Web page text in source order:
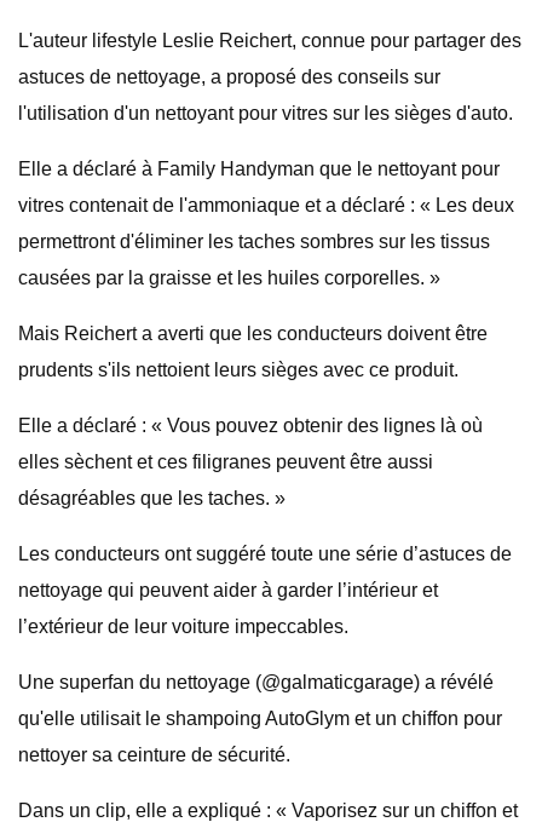
L'auteur lifestyle Leslie Reichert, connue pour partager des
astuces de nettoyage, a proposé des conseils sur
l'utilisation d'un nettoyant pour vitres sur les sièges d'auto.
Elle a déclaré à Family Handyman que le nettoyant pour
vitres contenait de l'ammoniaque et a déclaré : « Les deux
permettront d'éliminer les taches sombres sur les tissus
causées par la graisse et les huiles corporelles. »
Mais Reichert a averti que les conducteurs doivent être
prudents s'ils nettoient leurs sièges avec ce produit.
Elle a déclaré : « Vous pouvez obtenir des lignes là où
elles sèchent et ces filigranes peuvent être aussi
désagréables que les taches. »
Les conducteurs ont suggéré toute une série d’astuces de
nettoyage qui peuvent aider à garder l’intérieur et
l’extérieur de leur voiture impeccables.
Une superfan du nettoyage (@galmaticgarage) a révélé
qu'elle utilisait le shampoing AutoGlym et un chiffon pour
nettoyer sa ceinture de sécurité.
Dans un clip, elle a expliqué : « Vaporisez sur un chiffon et